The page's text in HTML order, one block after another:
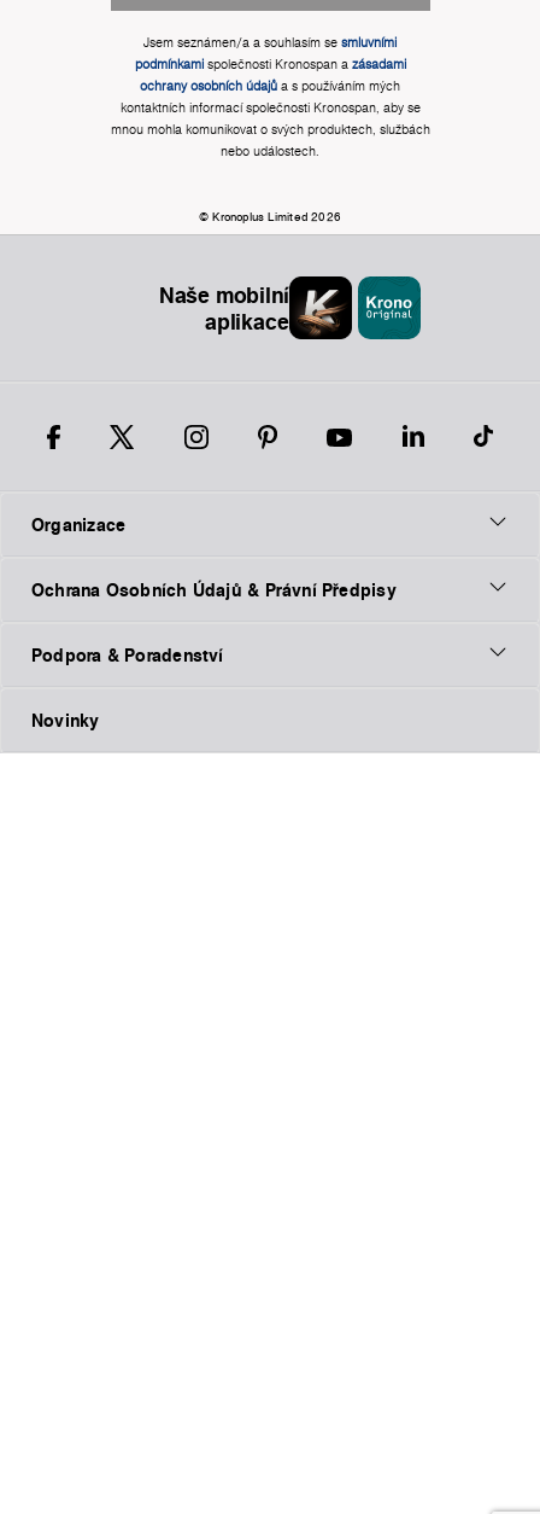
Jsem seznámen/a a souhlasím se smluvními
podmínkamispolečnosti Kronospan a zásadami
ochrany osobních údajů a s používáním mých
kontaktních informací společnosti Kronospan, aby se
mnou mohla komunikovat o svých produktech, službách
nebo událostech.
© Kronoplus Limited 2026
Naše mobilní
aplikace
Organizace
Ochrana Osobních Údajů & Právní Předpisy
Podpora & Poradenství
Novinky